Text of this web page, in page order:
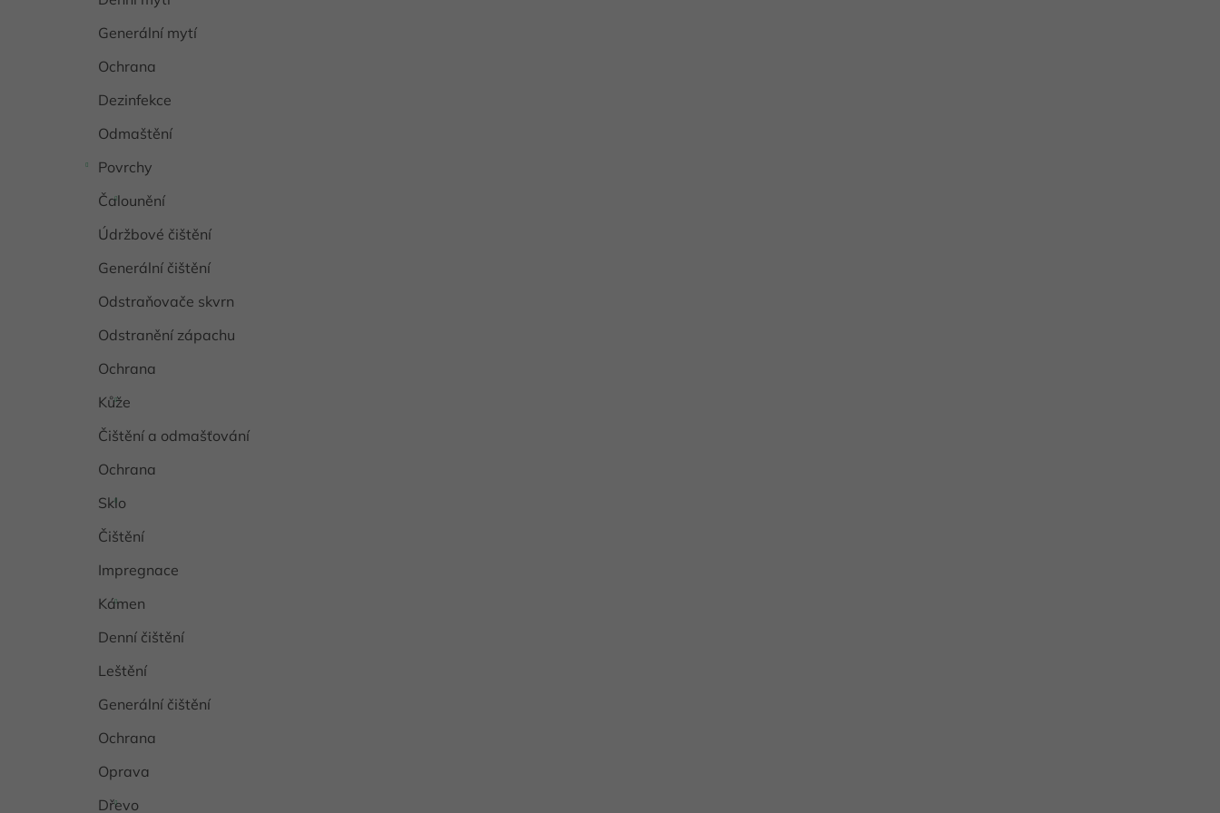
Generální mytí
Ochrana
Dezinfekce
Odmaštění
Povrchy
Čalounění
Údržbové čištění
Generální čištění
Odstraňovače skvrn
Odstranění zápachu
Ochrana
Kůže
Čištění a odmašťování
Ochrana
Sklo
Čištění
Impregnace
Kámen
Denní čištění
Leštění
Generální čištění
Ochrana
Oprava
Dřevo